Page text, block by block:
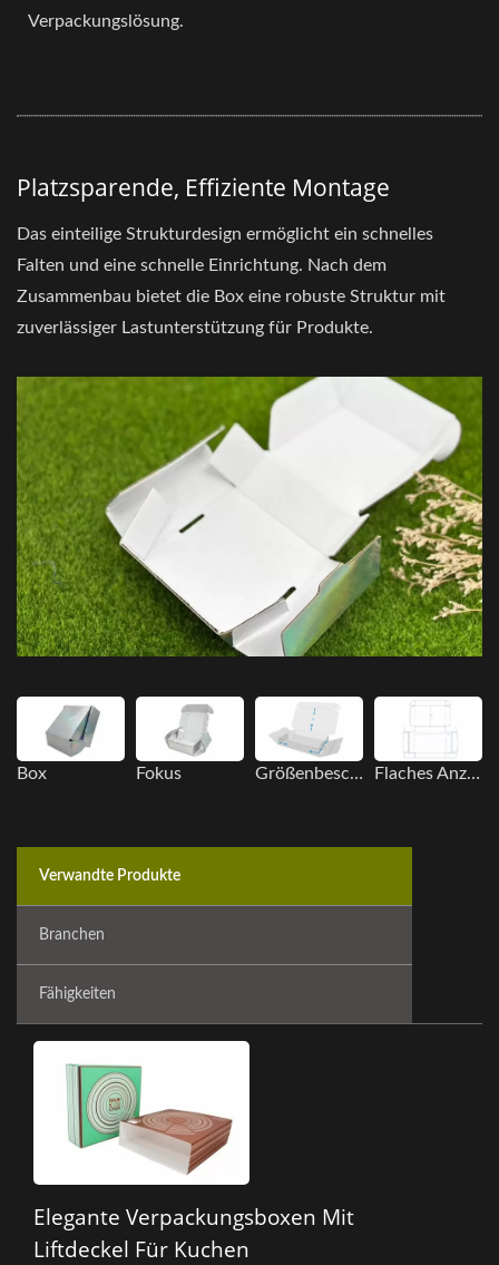
Verpackungslösung.
Platzsparende, Effiziente Montage
Das einteilige Strukturdesign ermöglicht ein schnelles
Falten und eine schnelle Einrichtung. Nach dem
Zusammenbau bietet die Box eine robuste Struktur mit
zuverlässiger Lastunterstützung für Produkte.
Box Fokus Größenbeschreibung Flaches Anzeigebild
Verwandte Produkte
Branchen
Fähigkeiten
Elegante Verpackungsboxen Mit
Liftdeckel Für Kuchen